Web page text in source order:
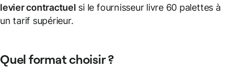
levier contractuel si le fournisseur livre 60 palettes à
un tarif supérieur.
Quel format choisir ?